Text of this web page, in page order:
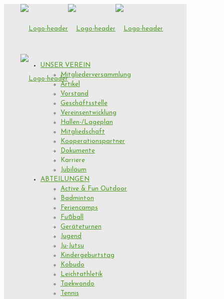
UNSER VEREIN
Mitgliederversammlung
Artikel
Vorstand
Geschäftsstelle
Vereinsentwicklung
Hallen-/Lageplan
Mitgliedschaft
Kooperationspartner
Dokumente
Karriere
Jubiläum
ABTEILUNGEN
Active & Fun Outdoor
Badminton
Feriencamps
Fußball
Geräteturnen
Jugend
Ju-Jutsu
Kindergeburtstag
Kobudo
Leichtathletik
Taekwondo
Tennis